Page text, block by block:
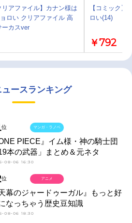
リアファイル】カナン様は
ロい クリアファイル 高
ーカスver
【コミック】
ロい(14)
￥792
ースランキング
位
ONE PIECE』イム様・神の騎士団
19本の武器」まとめ＆元ネタ
08-06 16:30
マンガ・ラノベ
位
天幕のジャードゥーガル』もっと好
なっちゃう歴史豆知識
08-06 18:30
アニメ